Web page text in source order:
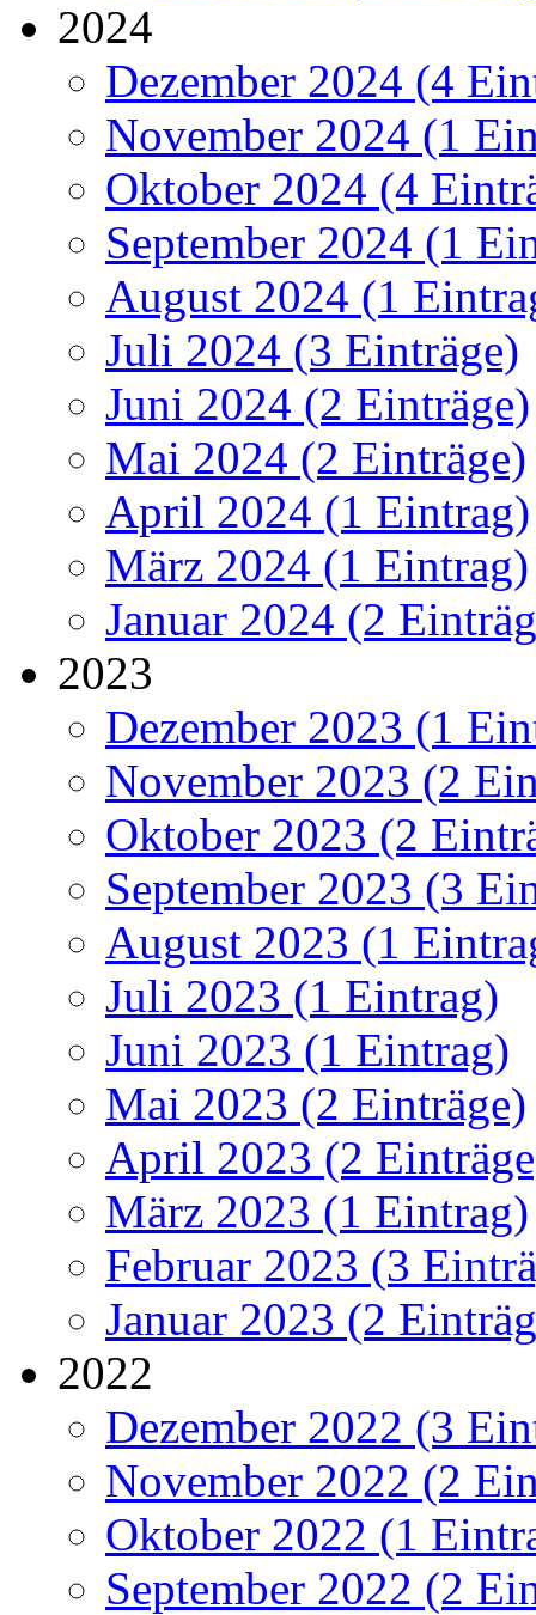
2024
Dezember 2024 (4
November 2024 (1
Oktober 2024 (4
September 2024 (1
August 2024 (1
Juli 2024 (3 Einträge)
Juni 2024 (2 Einträge)
Mai 2024 (2 Einträge)
April 2024 (1 Eintrag)
März 2024 (1 Eintrag)
Januar 2024 (2
2023
Dezember 2023 (1
November 2023 (2
Oktober 2023 (2
September 2023 (3
August 2023 (1
Juli 2023 (1 Eintrag)
Juni 2023 (1 Eintrag)
Mai 2023 (2 Einträge)
April 2023 (2
März 2023 (1 Eintrag)
Februar 2023 (3
Januar 2023 (2
2022
Dezember 2022 (3
November 2022 (2
Oktober 2022 (1
September 2022 (2